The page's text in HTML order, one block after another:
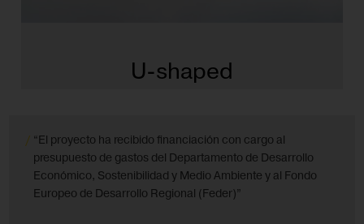
U-shaped
“El proyecto ha recibido financiación con cargo al
presupuesto de gastos del Departamento de Desarrollo
Económico, Sostenibilidad y Medio Ambiente y al Fondo
Europeo de Desarrollo Regional (Feder)”